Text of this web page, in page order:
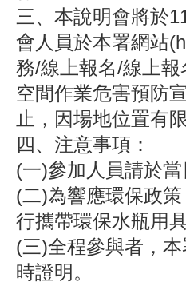
三、本說明會將於
會人員於本署網站
務/線上報名/線上
空間作業危害預防
止，因場地位置有
四、注意事項：
(一)參加人員請於
(二)為響應環保政
行攜帶環保水瓶用具
(三)全程參與者，
時證明。